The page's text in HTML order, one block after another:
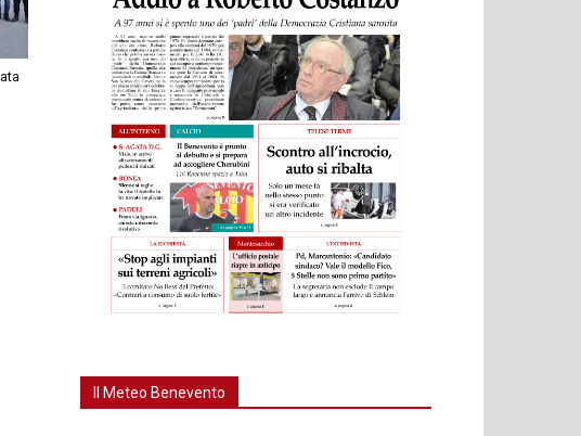
Il Meteo Benevento